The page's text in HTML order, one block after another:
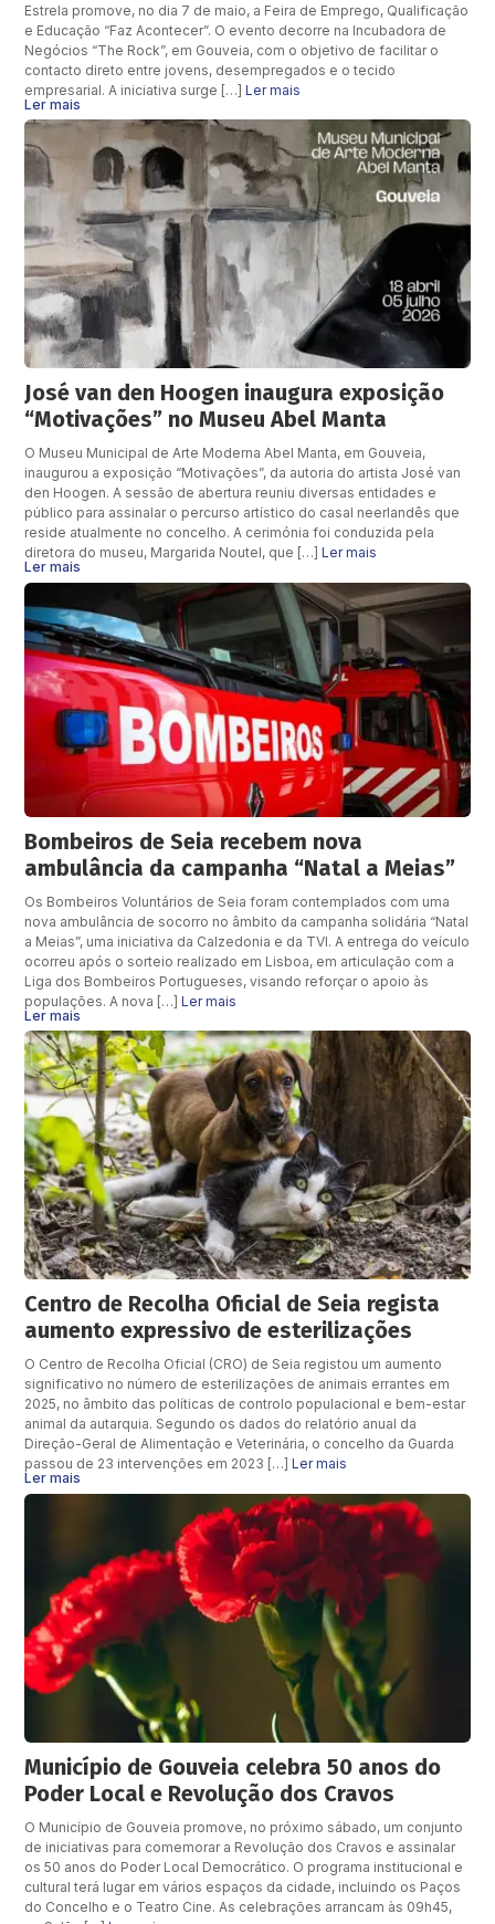
Estrela promove, no dia 7 de maio, a Feira de Emprego, Qualificação
e Educação “Faz Acontecer”. O evento decorre na Incubadora de
Negócios “The Rock”, em Gouveia, com o objetivo de facilitar o
contacto direto entre jovens, desempregados e o tecido
empresarial. A iniciativa surge […]Ler mais
Ler mais
José van den Hoogen inaugura exposição
“Motivações” no Museu Abel Manta
O Museu Municipal de Arte Moderna Abel Manta, em Gouveia,
inaugurou a exposição “Motivações”, da autoria do artista José van
den Hoogen. A sessão de abertura reuniu diversas entidades e
público para assinalar o percurso artístico do casal neerlandês que
reside atualmente no concelho. A cerimónia foi conduzida pela
diretora do museu, Margarida Noutel, que […]Ler mais
Ler mais
Bombeiros de Seia recebem nova
ambulância da campanha “Natal a Meias”
Os Bombeiros Voluntários de Seia foram contemplados com uma
nova ambulância de socorro no âmbito da campanha solidária “Natal
a Meias”, uma iniciativa da Calzedonia e da TVI. A entrega do veículo
ocorreu após o sorteio realizado em Lisboa, em articulação com a
Liga dos Bombeiros Portugueses, visando reforçar o apoio às
populações. A nova […]Ler mais
Ler mais
Centro de Recolha Oficial de Seia regista
aumento expressivo de esterilizações
O Centro de Recolha Oficial (CRO) de Seia registou um aumento
significativo no número de esterilizações de animais errantes em
2025, no âmbito das políticas de controlo populacional e bem-estar
animal da autarquia. Segundo os dados do relatório anual da
Direção-Geral de Alimentação e Veterinária, o concelho da Guarda
passou de 23 intervenções em 2023 […]Ler mais
Ler mais
Município de Gouveia celebra 50 anos do
Poder Local e Revolução dos Cravos
O Município de Gouveia promove, no próximo sábado, um conjunto
de iniciativas para comemorar a Revolução dos Cravos e assinalar
os 50 anos do Poder Local Democrático. O programa institucional e
cultural terá lugar em vários espaços da cidade, incluindo os Paços
do Concelho e o Teatro Cine. As celebrações arrancam às 09h45,